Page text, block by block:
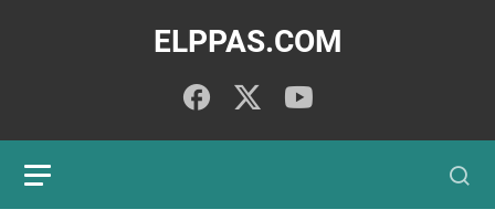
ELPPAS.COM